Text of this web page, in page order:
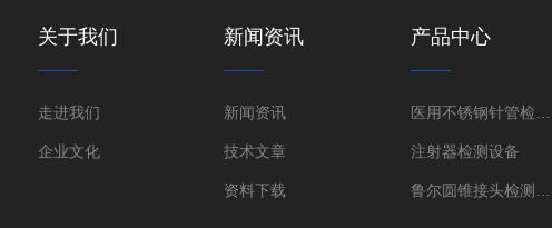
关于我们
走进我们
企业文化
新闻资讯
新闻资讯
技术文章
资料下载
产品中心
注射器检测设备